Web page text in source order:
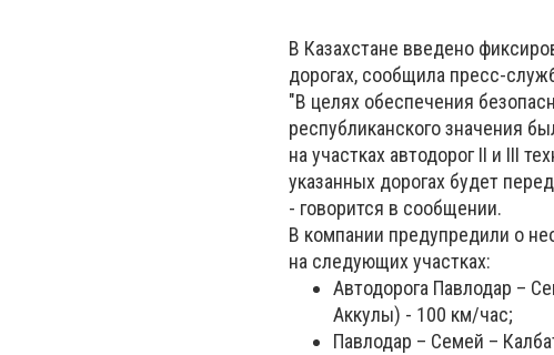
В Казахстане введено
дорогах, сообщила пресс-
"В целях обеспечения
республиканского значения
на участках автодорог II и III
указанных дорогах будет
- говорится в сообщении.
В компании предупредили о
на следующих участках:
Автодорога Павлодар –
Аккулы) - 100 км/час;
Павлодар – Семей –